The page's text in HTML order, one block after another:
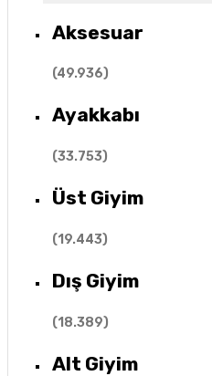
Aksesuar
(49.936)
Ayakkabı
(33.753)
Üst Giyim
(19.443)
Dış Giyim
(18.389)
Alt Giyim